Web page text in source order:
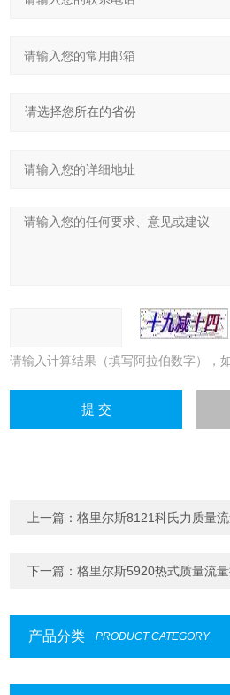
请输入计算结果（填写阿拉伯数字），
上一篇：格里尔斯8121科氏力质量
下一篇：格里尔斯5920热式质量流
产品分类 PRODUCT CATEGORY